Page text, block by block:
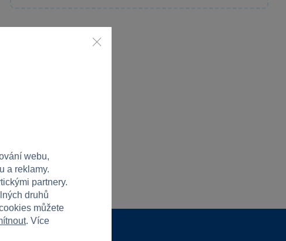
webu,
a reklamy.
partnery.
druhů
můžete
. Více